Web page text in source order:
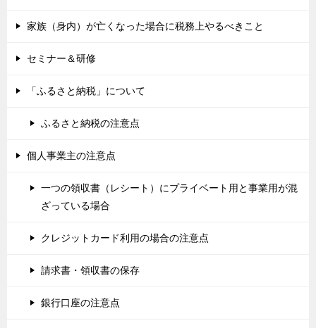
家族（身内）が亡くなった場合に税務上やるべきこと
セミナー＆研修
「ふるさと納税」について
ふるさと納税の注意点
個人事業主の注意点
一つの領収書（レシート）にプライベート用と事業用が混
ざっている場合
クレジットカード利用の場合の注意点
請求書・領収書の保存
銀行口座の注意点